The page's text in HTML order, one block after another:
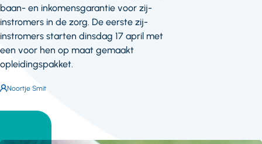
baan- en inkomensgarantie voor zij-
instromers in de zorg. De eerste zij-
instromers starten dinsdag 17 april met
een voor hen op maat gemaakt
opleidingspakket.
Auteur:
Noortje Smit